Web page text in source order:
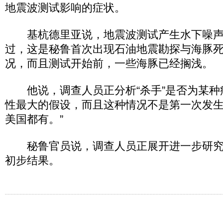
地震波测试影响的症状。
基杭德里亚说，地震波测试产生水下噪
过，这是秘鲁首次出现石油地震勘探与海豚
况，而且测试开始前，一些海豚已经搁浅。
他说，调查人员正分析“杀手”是否为某种
性最大的假设，而且这种情况不是第一次发
美国都有。”
秘鲁官员说，调查人员正展开进一步研
初步结果。